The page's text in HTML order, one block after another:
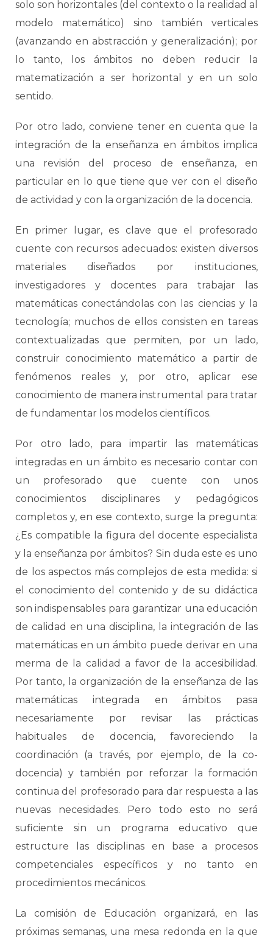
solo son horizontales (del contexto o la realidad al
modelo matemático) sino también verticales
(avanzando en abstracción y generalización); por
lo tanto, los ámbitos no deben reducir la
matematización a ser horizontal y en un solo
sentido.
Por otro lado, conviene tener en cuenta que la
integración de la enseñanza en ámbitos implica
una revisión del proceso de enseñanza, en
particular en lo que tiene que ver con el diseño
de actividad y con la organización de la docencia.
En primer lugar, es clave que el profesorado
cuente con recursos adecuados: existen diversos
materiales diseñados por instituciones,
investigadores y docentes para trabajar las
matemáticas conectándolas con las ciencias y la
tecnología; muchos de ellos consisten en tareas
contextualizadas que permiten, por un lado,
construir conocimiento matemático a partir de
fenómenos reales y, por otro, aplicar ese
conocimiento de manera instrumental para tratar
de fundamentar los modelos científicos.
Por otro lado, para impartir las matemáticas
integradas en un ámbito es necesario contar con
un profesorado que cuente con unos
conocimientos disciplinares y pedagógicos
completos y, en ese contexto, surge la pregunta:
¿Es compatible la figura del docente especialista
y la enseñanza por ámbitos? Sin duda este es uno
de los aspectos más complejos de esta medida: si
el conocimiento del contenido y de su didáctica
son indispensables para garantizar una educación
de calidad en una disciplina, la integración de las
matemáticas en un ámbito puede derivar en una
merma de la calidad a favor de la accesibilidad.
Por tanto, la organización de la enseñanza de las
matemáticas integrada en ámbitos pasa
necesariamente por revisar las prácticas
habituales de docencia, favoreciendo la
coordinación (a través, por ejemplo, de la co-
docencia) y también por reforzar la formación
continua del profesorado para dar respuesta a las
nuevas necesidades. Pero todo esto no será
suficiente sin un programa educativo que
estructure las disciplinas en base a procesos
competenciales específicos y no tanto en
procedimientos mecánicos.
La comisión de Educación organizará, en las
próximas semanas, una mesa redonda en la que